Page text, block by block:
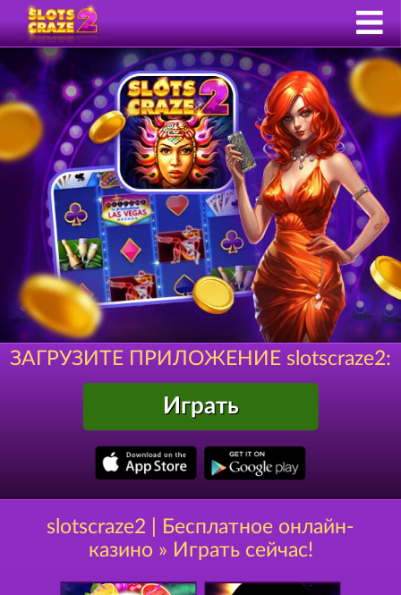
ЗАГРУЗИТЕ ПРИЛОЖЕНИЕ slotscraze2:
Играть
slotscraze2 | Бесплатное онлайн-
казино » Играть сейчас!